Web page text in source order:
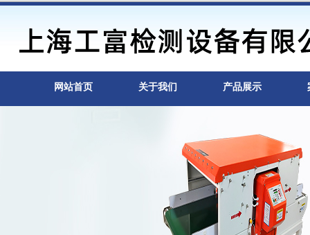
网站首页 关于我们 产品展示